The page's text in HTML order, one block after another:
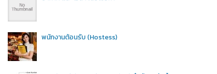
พนักงานต้อนรับ (Hostess)